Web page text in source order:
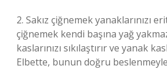
2. Sakız çiğnemek yanaklarınızı
çiğnemek kendi başına yağ
kaslarınızı sıkılaştırır ve yanak
Elbette, bunun doğru